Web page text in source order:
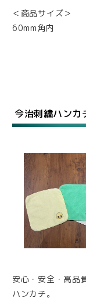
＜商品サイズ＞
60mm角内
今治刺繍ハンカ
安心・安全・高品
ハンカチ。